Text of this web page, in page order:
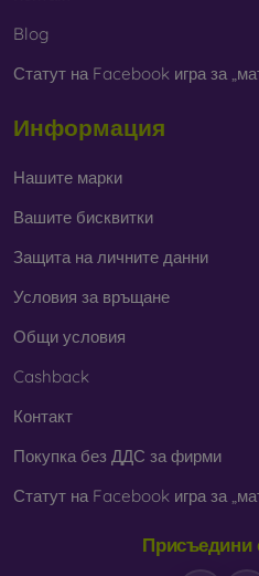
В нашия онлайн магазин
материали. Просто изберете
Blog
Статут на Facebook игра за
Информация
Нашите марки
Вашите бисквитки
Защита на личните данни
Условия за връщане
Общи условия
Cashback
Контакт
Покупка без ДДС за фирми
Статут на Facebook игра за
Присъедини